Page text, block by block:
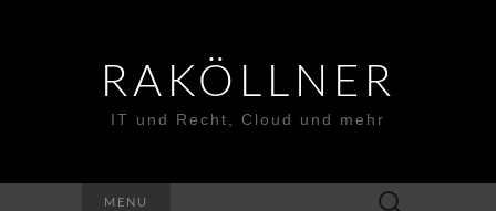
RAKÖLLNER
IT und Recht, Cloud und mehr
MENU
Suchen